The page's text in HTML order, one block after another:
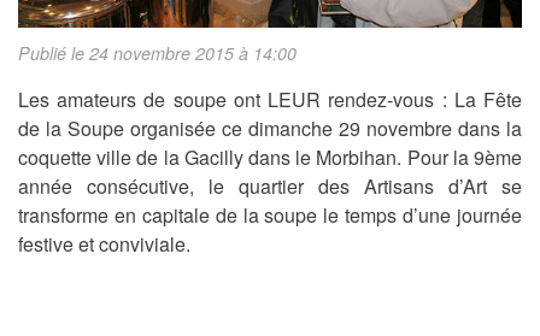
Publié le 24 novembre 2015 à 14:00
Les amateurs de soupe ont LEUR rendez-vous : La Fête
de la Soupe organisée ce dimanche 29 novembre dans la
coquette ville de la Gacilly dans le Morbihan. Pour la 9ème
année consécutive, le quartier des Artisans d’Art se
transforme en capitale de la soupe le temps d’une journée
festive et conviviale.